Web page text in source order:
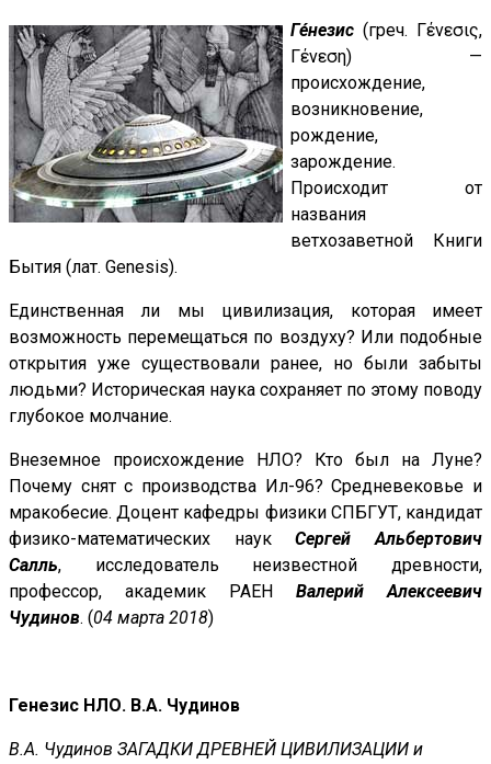
Ге́незис (греч. Γένεσις,
Γένεση) —
происхождение,
возникновение,
рождение,
зарождение.
Происходит от
названия
ветхозаветной Книги
Бытия (лат. Genesis).
Единственная ли мы цивилизация, которая имеет
возможность перемещаться по воздуху? Или подобные
открытия уже существовали ранее, но были забыты
людьми? Историческая наука сохраняет по этому поводу
глубокое молчание.
Внеземное происхождение НЛО? Кто был на Луне?
Почему снят с производства Ил-96? Cредневековье и
мракобесие. Доцент кафедры физики СПБГУТ, кандидат
физико-математических наукСергей Альбертович
Салль, исследователь неизвестной древности,
профессор, академик РАЕН Валерий Алексеевич
Чудинов. (04 марта 2018)
Генезис НЛО. В.А. Чудинов
В.А. Чудинов ЗАГАДКИ ДРЕВНЕЙ ЦИВИЛИЗАЦИИ и